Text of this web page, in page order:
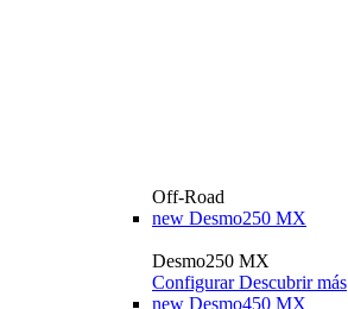
Off-Road
new Desmo250 MX
Desmo250 MX
Configurar Descubrir más
new Desmo450 MX